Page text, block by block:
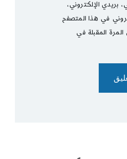
بريدي الإلكتروني،
في هذا المتصفح
المقبلة في